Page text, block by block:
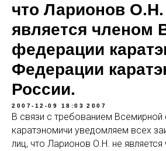
что Ларионов О.Н.
является членом
федерации
Федерации
России.
2007-12-09 18:03 2007
В связи с требованием Всемирной
каратэномичи уведомляем всех
лиц, что Ларионов О.Н. не